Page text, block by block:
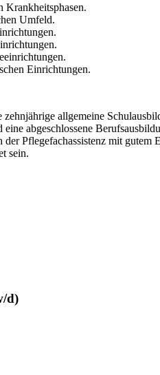
Krankheitsphasen.
Umfeld.
Einrichtungen.
allgemeine
abgeschlossene
Pflegefachassistenz mit gutem
sein.
d)